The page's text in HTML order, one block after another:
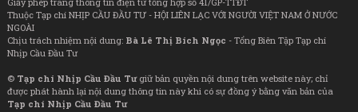
Thuộc Tạp chí NHỊP CẦU ĐẦU TƯ - HỘI LIÊN LẠC VỚI NGƯỜI VIỆT NAM Ở NƯỚC
NGOÀI
Chịu trách nhiệm nội dung: Bà Lê Thị Bích Ngọc - Tổng Biên Tập Tạp chí
Nhịp Cầu Đầu Tư
© Tạp chí Nhịp Cầu Đầu Tưgiữ bản quyền nội dung trên website này; chỉ
được phát hành lại nội dung thông tin này khi có sự đồng ý bằng văn bản của
Tạp chí Nhịp Cầu Đầu Tư